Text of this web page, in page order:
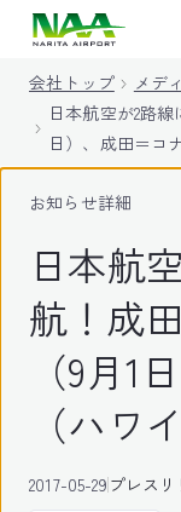
会社トップ メデ
日本航空が2路
日）、成田＝コ
お知らせ詳細
日本航
航！成
（9月1
（ハワ
2017-05-29プレスリ